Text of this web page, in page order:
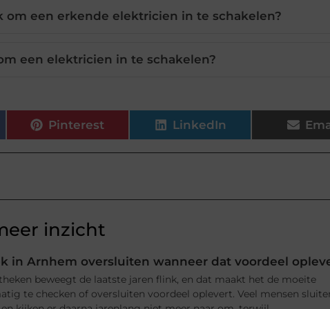
om een erkende elektricien in te schakelen?
een elektricien in te schakelen?
Pinterest LinkedIn
inzicht
in Arnhem oversluiten wanneer dat voordeel
beweegt de laatste jaren flink, en dat maakt het de moeite
te checken of oversluiten voordeel oplevert. Veel mensen